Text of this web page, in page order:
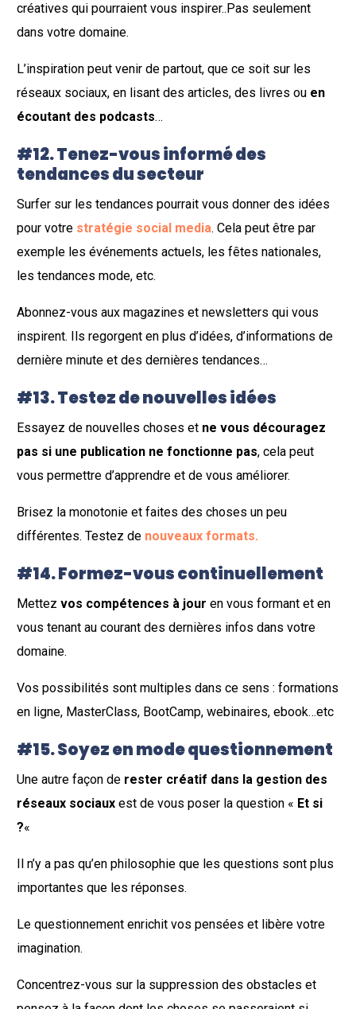
créatives qui pourraient vous inspirer..Pas seulement
dans votre domaine.
L’inspiration peut venir de partout, que ce soit sur les
réseaux sociaux, en lisant des articles, des livres ou en
écoutant des podcasts…
#12. Tenez-vous informé des
tendances du secteur
Surfer sur les tendances pourrait vous donner des idées
pour votre stratégie social media. Cela peut être par
exemple les événements actuels, les fêtes nationales,
les tendances mode, etc.
Abonnez-vous aux magazines et newsletters qui vous
inspirent. Ils regorgent en plus d’idées, d’informations de
dernière minute et des dernières tendances…
#13. Testez de nouvelles idées
Essayez de nouvelles choses et ne vous découragez
pas si une publication ne fonctionne pas, cela peut
vous permettre d’apprendre et de vous améliorer.
Brisez la monotonie et faites des choses un peu
différentes. Testez de nouveaux formats.
#14. Formez-vous continuellement
Mettezvos compétences à jour en vous formant et en
vous tenant au courant des dernières infos dans votre
domaine.
Vos possibilités sont multiples dans ce sens : formations
en ligne, MasterClass, BootCamp, webinaires, ebook…etc
#15. Soyez en mode questionnement
Une autre façon de rester créatif dans la gestion des
réseaux sociaux est de vous poser la question « Et si
?«
Il n’y a pas qu’en philosophie que les questions sont plus
importantes que les réponses.
Le questionnement enrichit vos pensées et libère votre
imagination.
Concentrez-vous sur la suppression des obstacles et